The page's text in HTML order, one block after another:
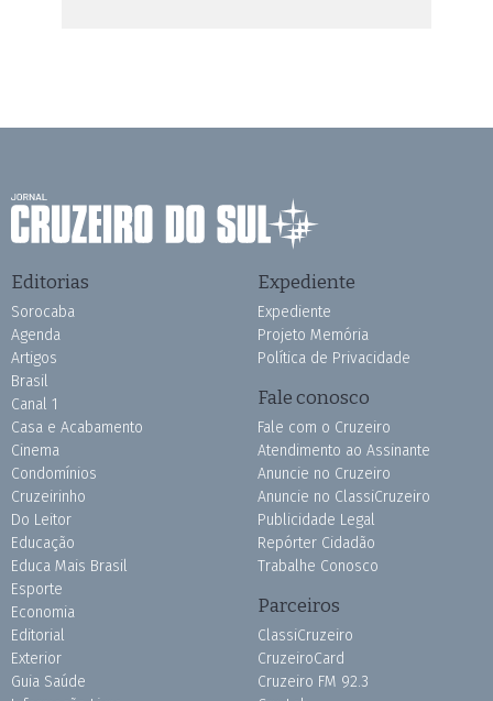
Editorias
Sorocaba
Agenda
Artigos
Brasil
Canal 1
Casa e Acabamento
Cinema
Condomínios
Cruzeirinho
Do Leitor
Educação
Educa Mais Brasil
Esporte
Economia
Editorial
Exterior
Guia Saúde
Expediente
Expediente
Projeto Memória
Política de Privacidade
Fale conosco
Fale com o Cruzeiro
Atendimento ao Assinante
Anuncie no Cruzeiro
Anuncie no ClassiCruzeiro
Publicidade Legal
Repórter Cidadão
Trabalhe Conosco
Parceiros
ClassiCruzeiro
CruzeiroCard
Cruzeiro FM 92.3